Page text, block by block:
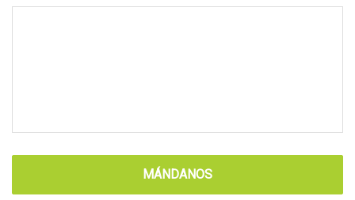
MÁNDANOS